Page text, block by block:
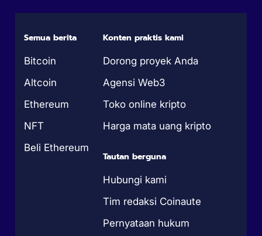
Semua berita
Bitcoin
Altcoin
Ethereum
NFT
Beli Ethereum
Konten praktis kami
Dorong proyek Anda
Agensi Web3
Toko online kripto
Harga mata uang kripto
Tautan berguna
Hubungi kami
Tim redaksi Coinaute
Pernyataan hukum